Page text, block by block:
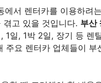
에서 렌터카를 이용하려
겪고 있을 것입니다. 부산
1일, 1박 2일, 장기 등 렌
주요 렌터카 업체들이 부